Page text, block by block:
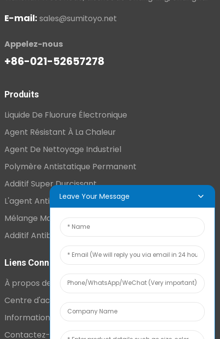
E-mail: sales@sumitoyo.net
Appelez-nous
+86-021-52657278
Produits
Liquide De Fluorure Électronique
Agent Résistant À La Chaleur
Agent De Nettoyage Industriel
Polymère Antistatique Permanent
Additif Super Durcissant
L'agent Antistatique Longue Durée
Mélange Maître VCI
Additif Antibuée Ajouté En Interne
Liens Connexes
À propos de nous
Centre d'actualités
Informations techniques
Contactez-nous
Leave Your Message